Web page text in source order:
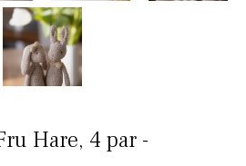
Hare, 4 par -